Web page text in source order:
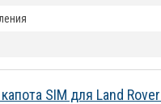
SIM для Land